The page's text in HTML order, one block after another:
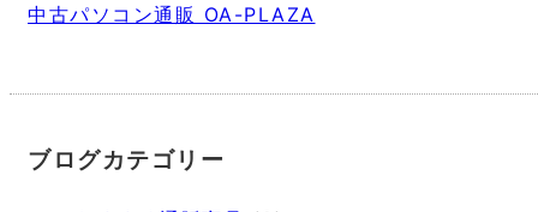
中古パソコン通販 OA-PLAZA
ブログカテゴリー